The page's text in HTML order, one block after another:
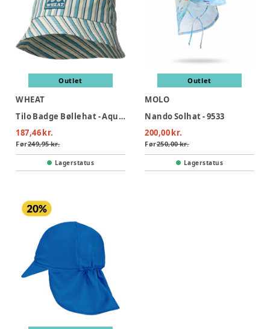
Outlet
WHEAT
Tilo Badge Bøllehat - Aqua Stripe
187,46 kr.
Før249,95 kr.
Lagerstatus
Outlet
MOLO
Nando Solhat - 9533
200,00 kr.
Før250,00 kr.
Lagerstatus